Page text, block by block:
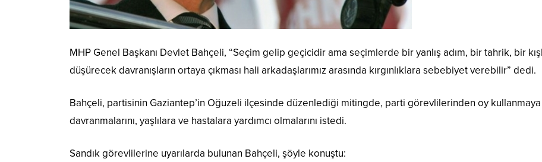
MHP Genel Başkanı Devlet Bahçeli, “Seçim gelip geçicidir ama seçimlerde bir yanlış adım, bir tahrik, bir
düşürecek davranışların ortaya çıkması hali arkadaşlarımız arasında kırgınlıklara sebebiyet verebilir” dedi.
Bahçeli, partisinin Gaziantep’in Oğuzeli ilçesinde düzenlediği mitingde, parti görevlilerinden oy
davranmalarını, yaşlılara ve hastalara yardımcı olmalarını istedi.
Sandık görevlilerine uyarılarda bulunan Bahçeli, şöyle konuştu: